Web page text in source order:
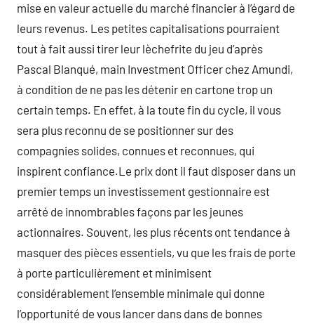
mise en valeur actuelle du marché financier à l’égard de
leurs revenus. Les petites capitalisations pourraient
tout à fait aussi tirer leur lèchefrite du jeu d’après
Pascal Blanqué, main Investment Officer chez Amundi,
à condition de ne pas les détenir en cartone trop un
certain temps. En effet, à la toute fin du cycle, il vous
sera plus reconnu de se positionner sur des
compagnies solides, connues et reconnues, qui
inspirent confiance.Le prix dont il faut disposer dans un
premier temps un investissement gestionnaire est
arrêté de innombrables façons par les jeunes
actionnaires. Souvent, les plus récents ont tendance à
masquer des pièces essentiels, vu que les frais de porte
à porte particulièrement et minimisent
considérablement l’ensemble minimale qui donne
l’opportunité de vous lancer dans dans de bonnes